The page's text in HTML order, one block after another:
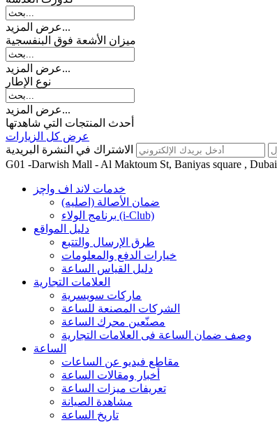
عرض المزيد...
میزان الأشعة فوق البنفسجية
عرض المزيد...
نوع الإطار
عرض المزيد...
أحدث المنتجات التي شاهدتها
عرض كل الزيارات
الاشتراك في النشرة البريدية
G01 -Darwish Mall - Al Maktoum St, Baniyas square , Dubai
خدمات لاند اف واچز
ضمان الأصالة (اصلیه)
برنامج الولاء (i-Club)
دليل المواقع
طرق الإرسال والتتبع
خيارات الدفع والمعلومات
دليل القياس الساعة
العلامات التجارية
ماركات سويسرية
الشركات المصنعة للساعة
مصنّعين محرك الساعة
وصف ضمان الساعة فی العلامات التجارية
الساعة
مقاطع فيديو عن الساعات
أخبار ومقالات الساعة
تعريفات ميزات الساعة
مشاهدة الصيانة
تاريخ الساعة